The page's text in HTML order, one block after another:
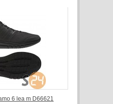
6 lea m D66621